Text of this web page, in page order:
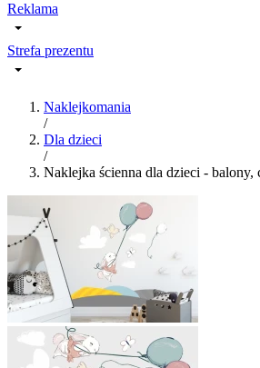
Reklama
Strefa prezentu
Naklejkomania
/
Dla dzieci
/
Naklejka ścienna dla dzieci -